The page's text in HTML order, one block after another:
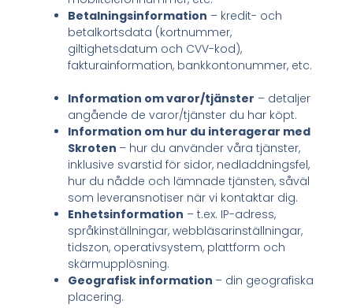
Betalningsinformation – kredit- och
betalkortsdata (kortnummer,
giltighetsdatum och CVV-kod),
fakturainformation, bankkontonummer, etc.
Information om varor/tjänster – detaljer
angående de varor/tjänster du har köpt.
Information om hur du interagerar med
Skroten – hur du använder våra tjänster,
inklusive svarstid för sidor, nedladdningsfel,
hur du nådde och lämnade tjänsten, såväl
som leveransnotiser när vi kontaktar dig.
Enhetsinformation – t.ex. IP-adress,
språkinställningar, webbläsarinställningar,
tidszon, operativsystem, plattform och
skärmupplösning.
Geografisk information – din geografiska
placering.